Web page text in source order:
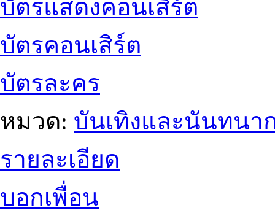
บัตรแสดงคอนเสิร์ต
บัตรคอนเสิร์ต
บัตรละคร
หมวด: บันเทิงและนันทนา
รายละเอียด
บอกเพื่อน